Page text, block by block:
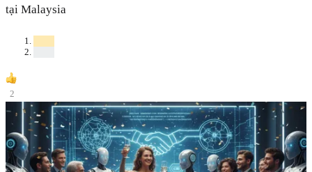
tại Malaysia
2